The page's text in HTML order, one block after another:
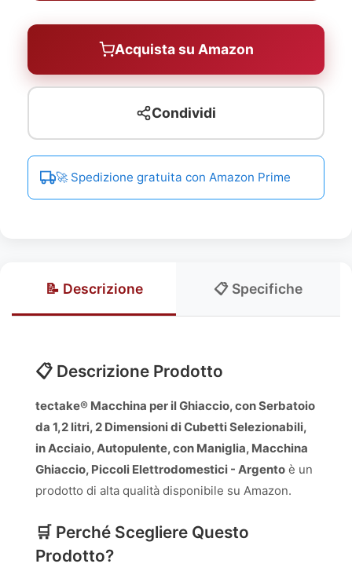
Acquista su Amazon
Condividi
🚀 Spedizione gratuita con Amazon Prime
📝 Descrizione 📋 Specifiche
📋 Descrizione Prodotto
tectake® Macchina per il Ghiaccio, con Serbatoio
da 1,2 litri, 2 Dimensioni di Cubetti Selezionabili,
in Acciaio, Autopulente, con Maniglia, Macchina
Ghiaccio, Piccoli Elettrodomestici - Argento è un
prodotto di alta qualità disponibile su Amazon.
🛒 Perché Scegliere Questo
Prodotto?